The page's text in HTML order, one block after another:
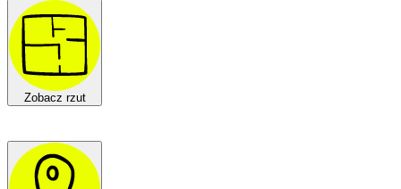
Zobacz rzut